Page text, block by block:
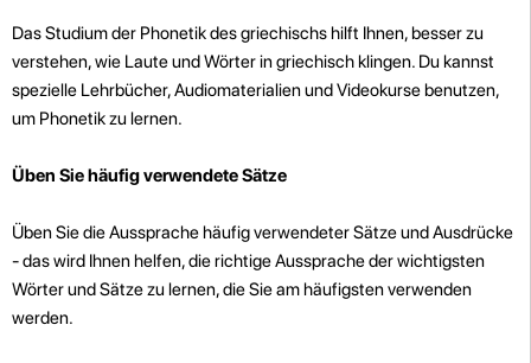
Das Studium der Phonetik des griechischs hilft Ihnen, besser zu
verstehen, wie Laute und Wörter in griechisch klingen. Du kannst
spezielle Lehrbücher, Audiomaterialien und Videokurse benutzen,
um Phonetik zu lernen.
Üben Sie häufig verwendete Sätze
Üben Sie die Aussprache häufig verwendeter Sätze und Ausdrücke
- das wird Ihnen helfen, die richtige Aussprache der wichtigsten
Wörter und Sätze zu lernen, die Sie am häufigsten verwenden
werden.